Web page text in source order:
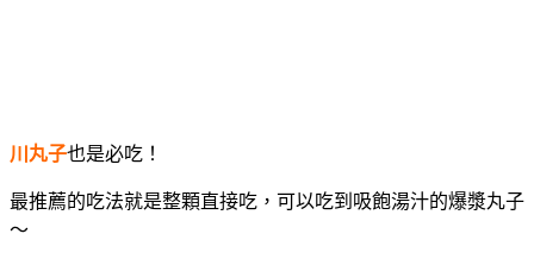
川丸子也是必吃！
最推薦的吃法就是整顆直接吃，可以吃到吸飽湯汁的爆漿丸子
～